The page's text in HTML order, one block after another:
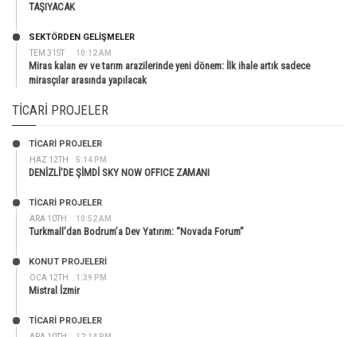
TAŞIYACAK
TEM 31ST 10:12 AM
SEKTÖRDEN GELIŞMELER
Miras kalan ev ve tarım arazilerinde yeni dönem: İlk ihale artık sadece
mirasçılar arasında yapılacak
TICARI PROJELER
HAZ 12TH 5:14 PM
TİCARİ PROJELER
DENİZLİ’DE ŞİMDİ SKY NOW OFFICE ZAMANI
ARA 10TH 10:52 AM
TİCARİ PROJELER
Turkmall’dan Bodrum’a Dev Yatırım: “Novada Forum”
OCA 12TH 1:39 PM
KONUT PROJELERI
Mistral İzmir
TİCARİ PROJELER